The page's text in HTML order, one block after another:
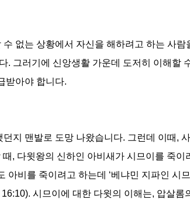
없는 상황에서 자신을 해하려고 하는 사람
. 그러기에 신앙생활 가운데 도저히 이해할
받아야 합니다.
던지 맨발로 도망 나왔습니다. 그런데 이때 ,
, 다윗왕의 신하인 아비새가 시므이를 죽이
아비를 죽이려고 하는데 ‘베냐민 지파인 시
16:10). 시므이에 대한 다윗의 이해는, 압살롬